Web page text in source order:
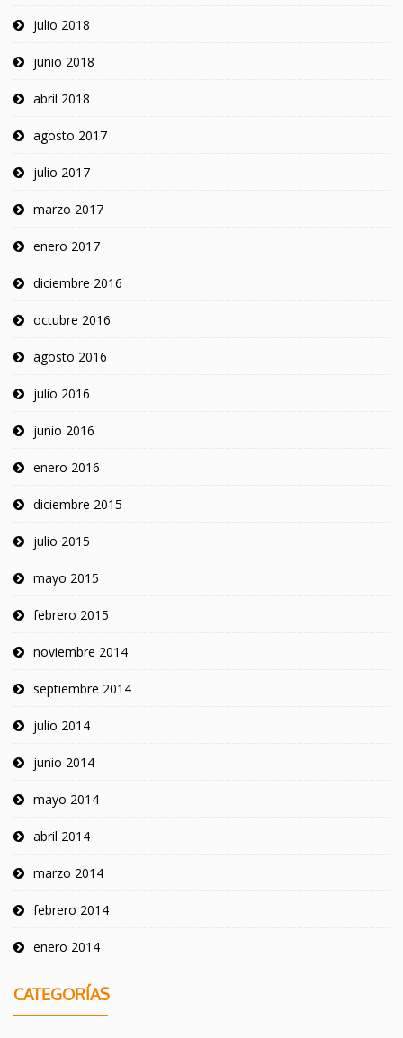
julio 2018
junio 2018
abril 2018
agosto 2017
julio 2017
marzo 2017
enero 2017
diciembre 2016
octubre 2016
agosto 2016
julio 2016
junio 2016
enero 2016
diciembre 2015
julio 2015
mayo 2015
febrero 2015
noviembre 2014
septiembre 2014
julio 2014
junio 2014
mayo 2014
abril 2014
marzo 2014
febrero 2014
enero 2014
CATEGORÍAS